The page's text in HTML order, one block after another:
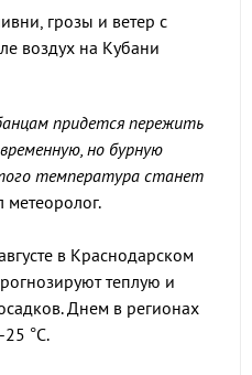
грозы и ветер с
воздух на Кубани
придется пережить
но бурную
температура станет
метеоролог.
в Краснодарском
теплую и
Днем в регионах
°C.